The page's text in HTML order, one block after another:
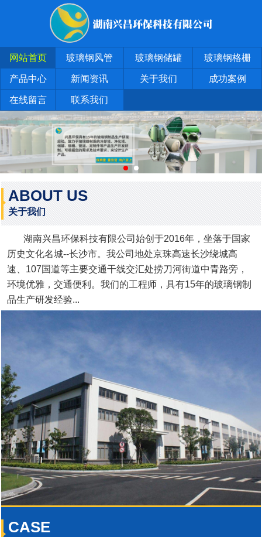
网站首页 玻璃钢风管 玻璃钢储罐 玻璃钢格栅
产品中心 新闻资讯 关于我们 成功案例
在线留言 联系我们
ABOUT US
关于我们
湖南兴昌环保科技有限公司始创于2016年，坐落于国家
历史文化名城--长沙市。我公司地处京珠高速长沙绕城高
速、107国道等主要交通干线交汇处捞刀河街道中青路旁，
环境优雅，交通便利。我们的工程师，具有15年的玻璃钢制
品生产研发经验...
CASE